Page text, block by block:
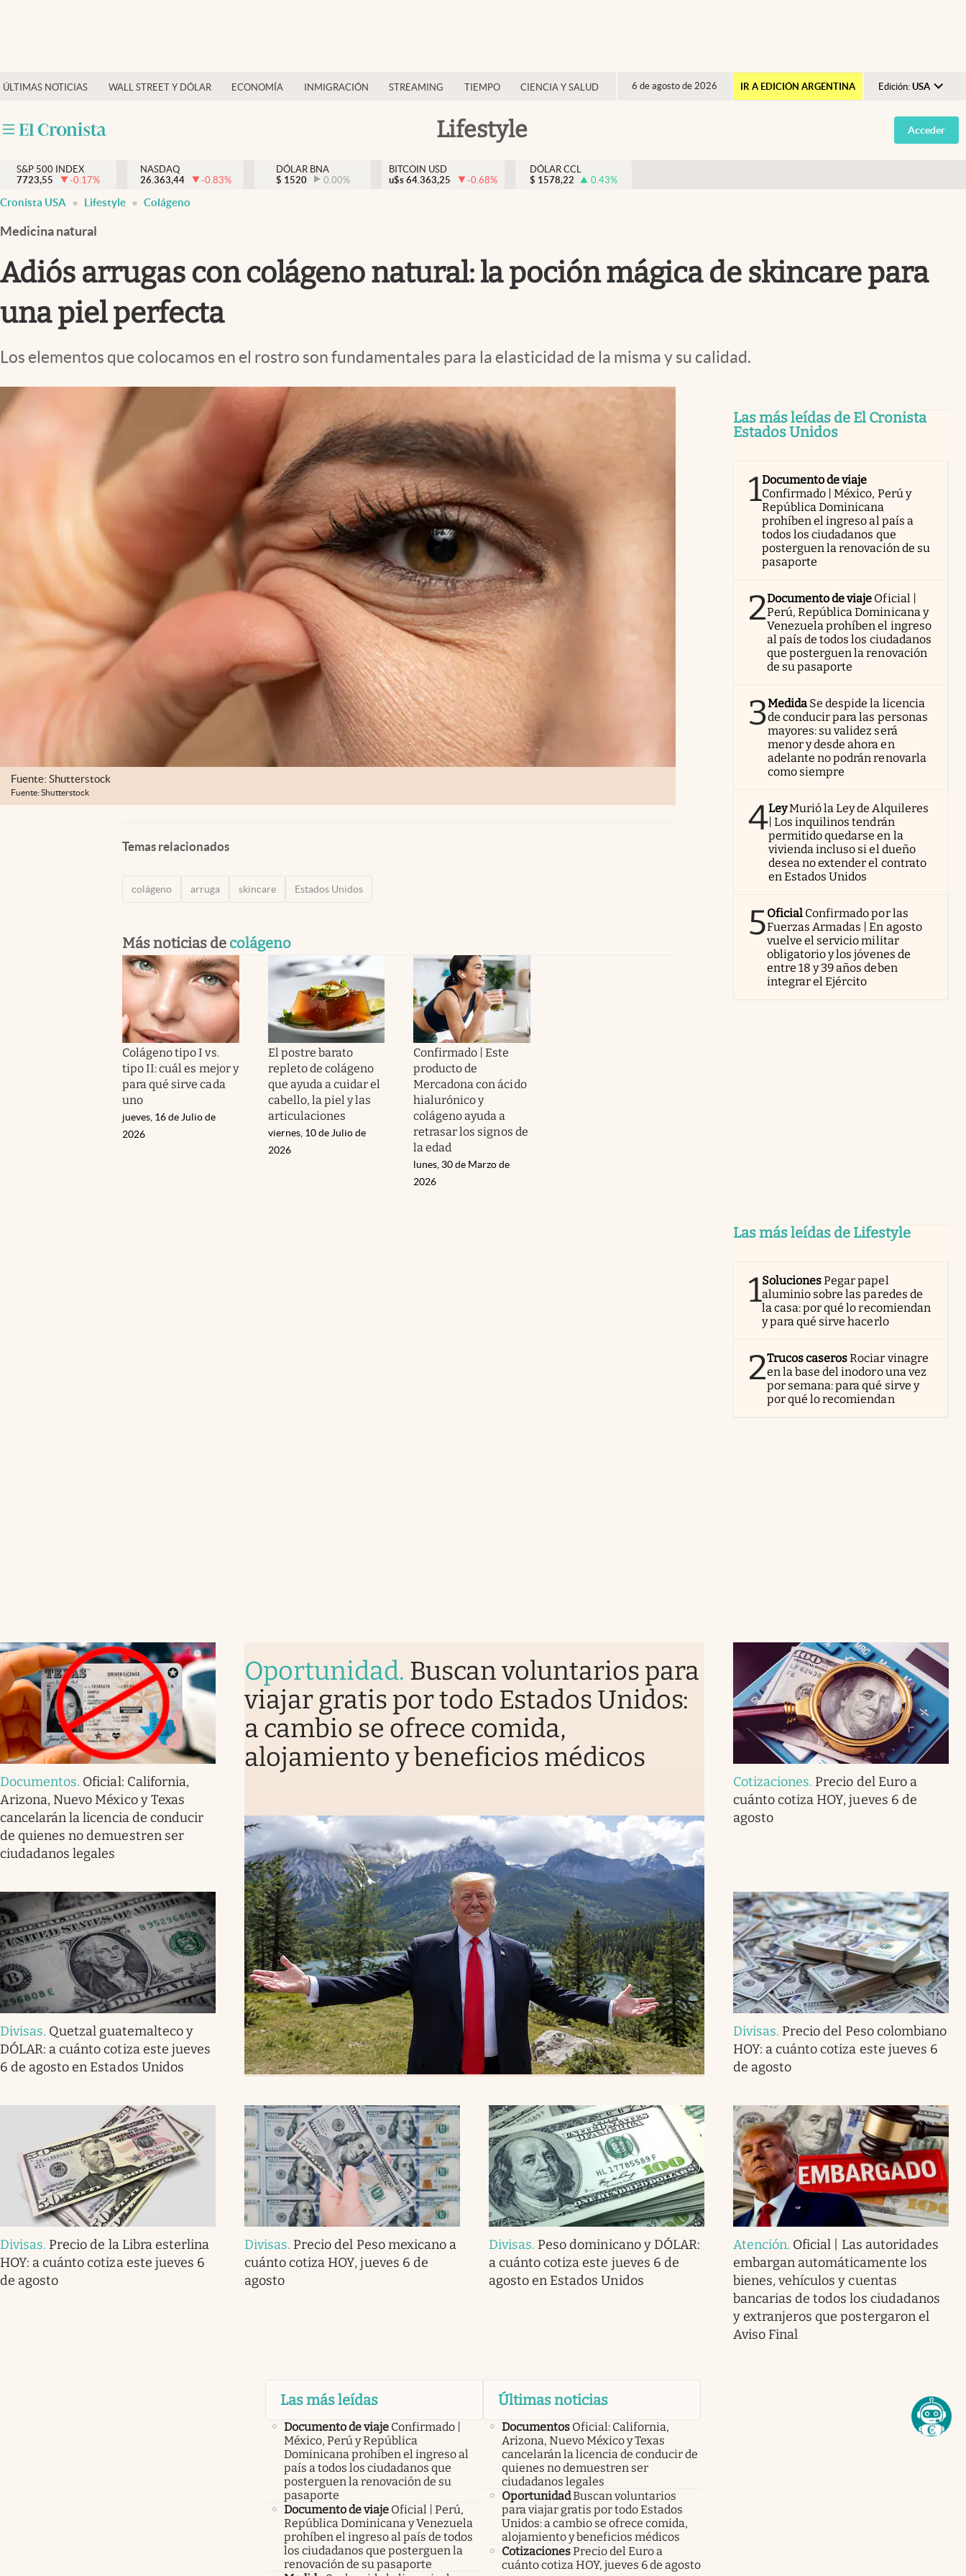
ÚLTIMAS NOTICIAS WALL STREET Y DÓLAR ECONOMÍA INMIGRACIÓN STREAMING TIEMPO CIENCIA Y SALUD 6 de agosto de 2026 IR A EDICIÓN ARGENTINA Edición: USA
Argentina
España
Lifestyle
Finanzas y economía
Inmigración
Trending
Streaming
Acceder
S&P 500 INDEX
7723,55
-0.17%
NASDAQ
26.363,44
-0.83%
DÓLAR BNA
$ 1520 0.00%
BITCOIN USD
u$s 64.363,25 -0.68%
DÓLAR CCL
$ 1578,22 0.43%
Cronista USA Lifestyle Colágeno
Medicina natural
Adiós arrugas con colágeno natural: la poción mágica de skincare para
una piel perfecta
Los elementos que colocamos en el rostro son fundamentales para la elasticidad de la misma y su calidad.
Fuente: Shutterstock
Fuente: Shutterstock
Temas relacionados
colágeno arruga skincare Estados Unidos
Más noticias de colágeno
Colágeno tipo I vs.
tipo II: cuál es mejor y
para qué sirve cada
uno
jueves, 16 de Julio de
2026
El postre barato
repleto de colágeno
que ayuda a cuidar el
cabello, la piel y las
articulaciones
viernes, 10 de Julio de
2026
Confirmado | Este
producto de
Mercadona con ácido
hialurónico y
colágeno ayuda a
retrasar los signos de
la edad
lunes, 30 de Marzo de
2026
Las más leídas de El Cronista
Estados Unidos
1Documento de viaje
Confirmado | México, Perú y
República Dominicana
prohíben el ingreso al país a
todos los ciudadanos que
posterguen la renovación de su
pasaporte
2Documento de viaje Oficial |
Perú, República Dominicana y
Venezuela prohíben el ingreso
al país de todos los ciudadanos
que posterguen la renovación
de su pasaporte
3Medida Se despide la licencia
de conducir para las personas
mayores: su validez será
menor y desde ahora en
adelante no podrán renovarla
como siempre
4LeyMurió la Ley de Alquileres
| Los inquilinos tendrán
permitido quedarse en la
vivienda incluso si el dueño
desea no extender el contrato
en Estados Unidos
5Oficial Confirmado por las
Fuerzas Armadas | En agosto
vuelve el servicio militar
obligatorio y los jóvenes de
entre 18 y 39 años deben
integrar el Ejército
Las más leídas de Lifestyle
1SolucionesPegar papel
aluminio sobre las paredes de
la casa: por qué lo recomiendan
y para qué sirve hacerlo
2Trucos caserosRociar vinagre
en la base del inodoro una vez
por semana: para qué sirve y
por qué lo recomiendan
Documentos. Oficial: California,
Arizona, Nuevo México y Texas
cancelarán la licencia de conducir
de quienes no demuestren ser
ciudadanos legales
Oportunidad. Buscan voluntarios para
viajar gratis por todo Estados Unidos:
a cambio se ofrece comida,
alojamiento y beneficios médicos
Cotizaciones. Precio del Euro a
cuánto cotiza HOY, jueves 6 de
agosto
Divisas. Quetzal guatemalteco y
DÓLAR: a cuánto cotiza este jueves
6 de agosto en Estados Unidos
Divisas. Precio del Peso colombiano
HOY: a cuánto cotiza este jueves 6
de agosto
Divisas. Precio de la Libra esterlina
HOY: a cuánto cotiza este jueves 6
de agosto
Divisas. Precio del Peso mexicano a
cuánto cotiza HOY, jueves 6 de
agosto
Divisas. Peso dominicano y DÓLAR:
a cuánto cotiza este jueves 6 de
agosto en Estados Unidos
Atención. Oficial | Las autoridades
embargan automáticamente los
bienes, vehículos y cuentas
bancarias de todos los ciudadanos
y extranjeros que postergaron el
Aviso Final
Las más leídas
Documento de viaje Confirmado |
México, Perú y República
Dominicana prohíben el ingreso al
país a todos los ciudadanos que
posterguen la renovación de su
pasaporte
Documento de viaje Oficial | Perú,
República Dominicana y Venezuela
prohíben el ingreso al país de todos
los ciudadanos que posterguen la
renovación de su pasaporte
Últimas noticias
Documentos Oficial: California,
Arizona, Nuevo México y Texas
cancelarán la licencia de conducir de
quienes no demuestren ser
ciudadanos legales
OportunidadBuscan voluntarios
para viajar gratis por todo Estados
Unidos: a cambio se ofrece comida,
alojamiento y beneficios médicos
CotizacionesPrecio del Euro a
cuánto cotiza HOY, jueves 6 de agosto